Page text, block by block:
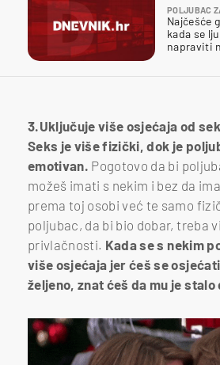
POLJUBAC
Najčešće
kada se
napraviti
3.Uključuje više osjećaja od
Seks je više fizički, dok je
emotivan. Pogotovo da bi
možeš imati s nekim i bez da
prema toj osobi već te samo
poljubac, da bi bio dobar, treba
privlačnosti. Kada se s nekim
više osjećaja jer ćeš se
željeno, znat ćeš da mu je stalo